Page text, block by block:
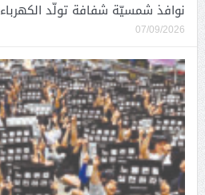
نوافذ شمسيّة شفافة تولّد الكهرباء
07/09/2026